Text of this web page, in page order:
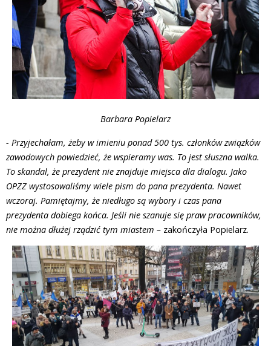
Barbara Popielarz
- Przyjechałam, żeby w imieniu ponad 500 tys. członków związków
zawodowych powiedzieć, że wspieramy was. To jest słuszna walka.
To skandal, że prezydent nie znajduje miejsca dla dialogu. Jako
OPZZ wystosowaliśmy wiele pism do pana prezydenta. Nawet
wczoraj. Pamiętajmy, że niedługo są wybory i czas pana
prezydenta dobiega końca. Jeśli nie szanuje się praw pracowników,
nie można dłużej rządzić tym miastem – zakończyła Popielarz.